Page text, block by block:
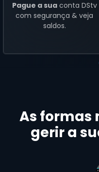
Pague a suaconta DStv
com segurança & veja
saldos.
As formas
gerir a